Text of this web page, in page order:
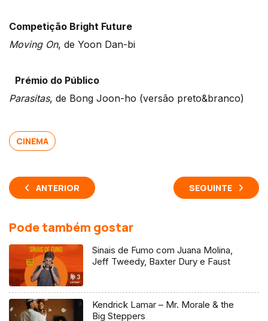
Competição Bright Future
Moving On, de Yoon Dan-bi
Prémio do Público
Parasitas, de Bong Joon-ho (versão preto&branco)
CINEMA
ANTERIOR SEGUINTE
Pode também gostar
Sinais de Fumo com Juana Molina,
Jeff Tweedy, Baxter Dury e Faust
Kendrick Lamar – Mr. Morale & the
Big Steppers